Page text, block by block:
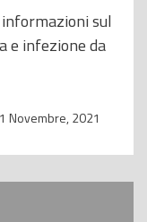
sul
e infezione da
Novembre, 2021